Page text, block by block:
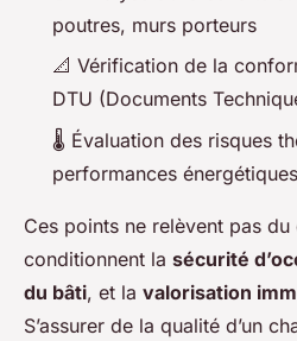
poutres, murs porteurs
📐 Vérification de la
DTU (Documents
🌡️ Évaluation des risques
performances énergétiques
Ces points ne relèvent pas
conditionnent la sécurité
du bâti, et la valorisation
S’assurer de la qualité d’un